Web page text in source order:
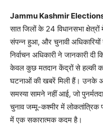
Jammu Kashmir
सात जिलों के 24 विधानसभा क्षेत्रों
संपन्न हुआ, और चुनावी
निर्वाचन अधिकारी ने जानकारी
केवल कुछ मतदान केंद्रों से हल्की
घटनाओं की खबरें मिली हैं। उनके
समस्या सामने नहीं आई, जो
चुनाव जम्मू-कश्मीर में लोकतांत्रिक
में एक सकारात्मक कदम है।